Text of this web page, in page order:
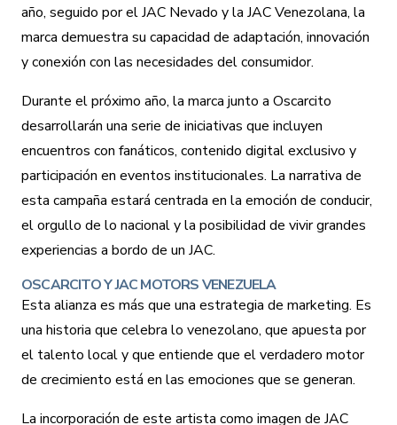
año, seguido por el JAC Nevado y la JAC Venezolana, la
marca demuestra su capacidad de adaptación, innovación
y conexión con las necesidades del consumidor.
Durante el próximo año, la marca junto a Oscarcito
desarrollarán una serie de iniciativas que incluyen
encuentros con fanáticos, contenido digital exclusivo y
participación en eventos institucionales. La narrativa de
esta campaña estará centrada en la emoción de conducir,
el orgullo de lo nacional y la posibilidad de vivir grandes
experiencias a bordo de un JAC.
OSCARCITO Y JAC MOTORS VENEZUELA
Esta alianza es más que una estrategia de marketing. Es
una historia que celebra lo venezolano, que apuesta por
el talento local y que entiende que el verdadero motor
de crecimiento está en las emociones que se generan.
La incorporación de este artista como imagen de JAC